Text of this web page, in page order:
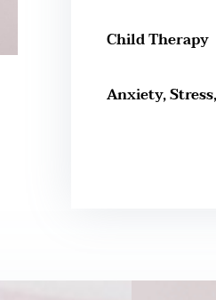
Child Therapy
Anxiety,